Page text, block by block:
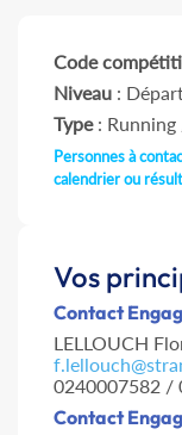
Code
Niveau :
Type: Running
Personnes à
calendrier ou
Vos
Contact
LELLOUCH
0240007582 /
Contact